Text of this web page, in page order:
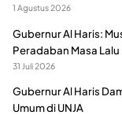
1 Agustus 2026
Gubernur Al Haris:
Peradaban Masa
31 Juli 2026
Gubernur Al Haris
Umum di UNJA